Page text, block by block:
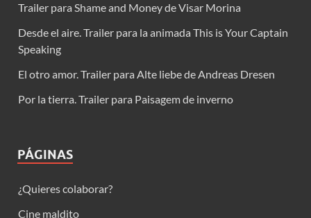
Trailer para Shame and Money de Visar Morina
Desde el aire. Trailer para la animada This is Your Captain
Speaking
El otro amor. Trailer para Alte liebe de Andreas Dresen
Por la tierra. Trailer para Paisagem de inverno
PÁGINAS
¿Quieres colaborar?
Cine maldito